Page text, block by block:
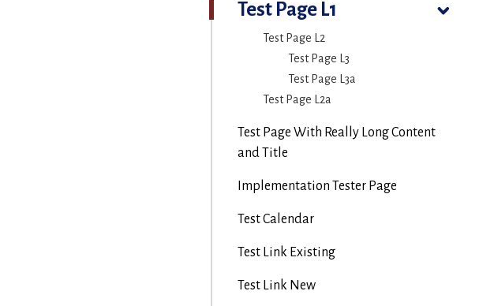
Test Page L1
Test Page L2
Test Page L3
Test Page L3a
Test Page L2a
Test Page With Really Long Content
and Title
Implementation Tester Page
Test Calendar
Test Link Existing
Test Link New